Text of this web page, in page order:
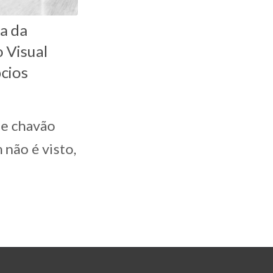
da
Visual
chavão
não é visto,